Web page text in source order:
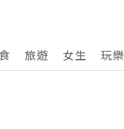
旅遊 女生 玩樂